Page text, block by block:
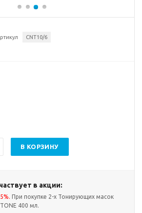
CNT10/6
В КОРЗИНУ
в акции:
При покупке 2-х Тонирующих масок
400 мл.